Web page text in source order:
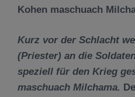
Kohen maschuach
Kurz vor der Schlacht
(Priester) an die
speziell für den Krieg
maschuach Milchama.